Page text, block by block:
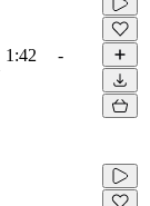
1:42 -